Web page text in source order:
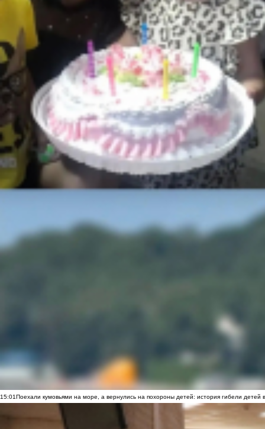
15:01Поехали кумовьями на море, а вернулись на похороны детей: история гибели детей